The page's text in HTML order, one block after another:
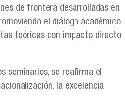
de frontera desarrolladas en
el diálogo académico
teóricas con impacto directo
seminarios, se reafirma el
la excelencia